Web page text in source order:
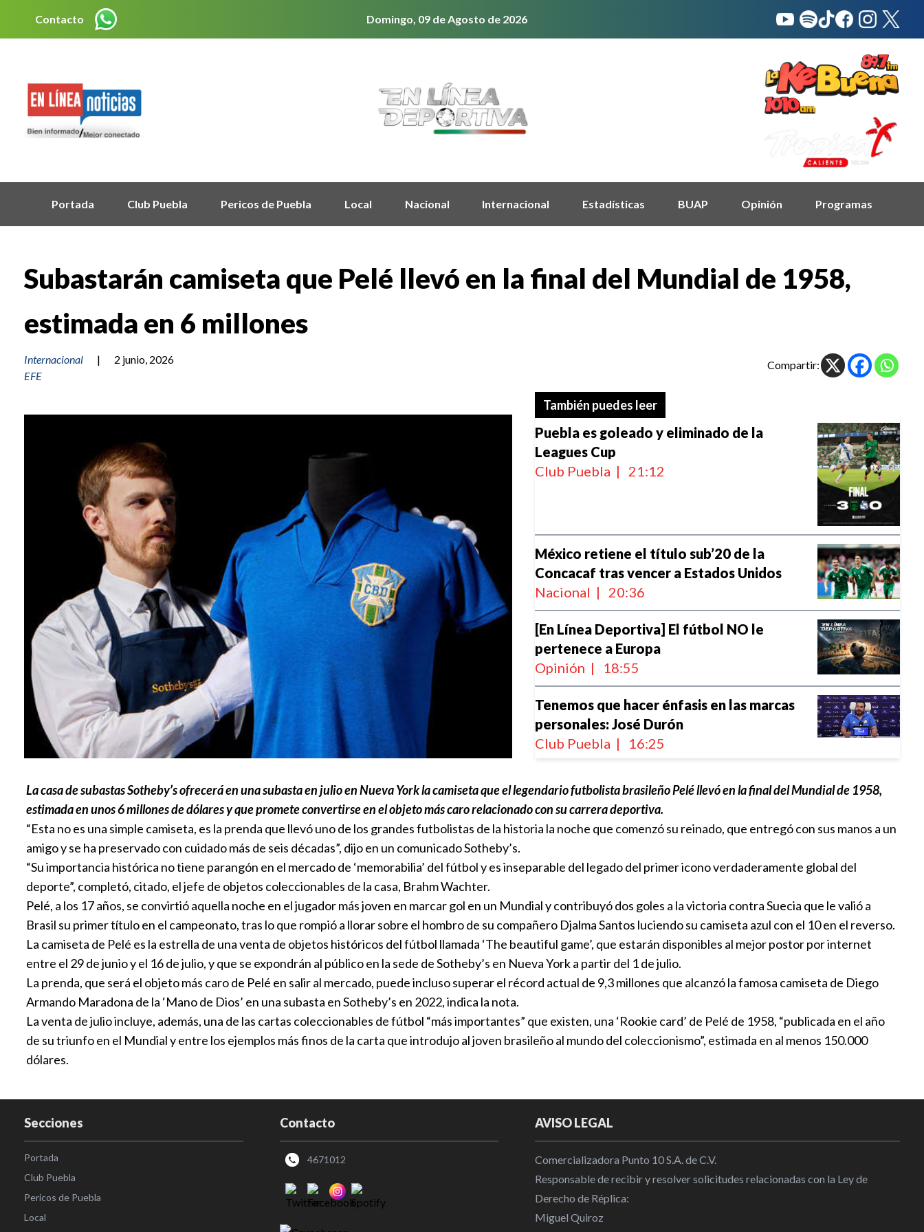
Contacto Domingo, 09 de Agosto de 2026
Portada Club Puebla Pericos de Puebla Local Nacional Internacional Estadísticas BUAP Opinión Programas
Subastarán camiseta que Pelé llevó en la final del Mundial de 1958,
estimada en 6 millones
Internacional |
2 junio, 2026
EFE
Compartir:
También puedes leer
Puebla es goleado y eliminado de la
Leagues Cup
Club Puebla | 21:12
México retiene el título sub’20 de la
Concacaf tras vencer a Estados Unidos
Nacional | 20:36
[En Línea Deportiva] El fútbol NO le
pertenece a Europa
Opinión | 18:55
Tenemos que hacer énfasis en las marcas
personales: José Durón
Club Puebla | 16:25
Centroamericanos 2026
Local | 15:40
hace fuerte defensa de su marco legal
Internacional | 22:26
Los Galaxy fichan a Sergi Roberto
Internacional | 12:51
México vence a Canadá, pasa a la final y
argentino
Presidente de Conmebol apoya a Infantino
y dice que no se puede desconocer su
trabajo
La casa de subastas Sotheby’s ofrecerá en una subasta en julio en Nueva York la camiseta que el legendario futbolista brasileño Pelé llevó en la final del Mundial de 1958,
estimada en unos 6 millones de dólares y que promete convertirse en el objeto más caro relacionado con su carrera deportiva.
“Esta no es una simple camiseta, es la prenda que llevó uno de los grandes futbolistas de la historia la noche que comenzó su reinado, que entregó con sus manos a un
amigo y se ha preservado con cuidado más de seis décadas”, dijo en un comunicado Sotheby’s.
“Su importancia histórica no tiene parangón en el mercado de ‘memorabilia’ del fútbol y es inseparable del legado del primer icono verdaderamente global del
deporte”, completó, citado, el jefe de objetos coleccionables de la casa, Brahm Wachter.
Pelé, a los 17 años, se convirtió aquella noche en el jugador más joven en marcar gol en un Mundial y contribuyó dos goles a la victoria contra Suecia que le valió a
Brasil su primer título en el campeonato, tras lo que rompió a llorar sobre el hombro de su compañero Djalma Santos luciendo su camiseta azul con el 10 en el reverso.
La camiseta de Pelé es la estrella de una venta de objetos históricos del fútbol llamada ‘The beautiful game’, que estarán disponibles al mejor postor por internet
entre el 29 de junio y el 16 de julio, y que se expondrán al público en la sede de Sotheby’s en Nueva York a partir del 1 de julio.
La prenda, que será el objeto más caro de Pelé en salir al mercado, puede incluso superar el récord actual de 9,3 millones que alcanzó la famosa camiseta de Diego
Armando Maradona de la ‘Mano de Dios’ en una subasta en Sotheby’s en 2022, indica la nota.
La venta de julio incluye, además, una de las cartas coleccionables de fútbol “más importantes” que existen, una ‘Rookie card’ de Pelé de 1958, “publicada en el año
de su triunfo en el Mundial y entre los ejemplos más finos de la carta que introdujo al joven brasileño al mundo del coleccionismo”, estimada en al menos 150.000
dólares.
Secciones
Portada
Club Puebla
Pericos de Puebla
Local
Contacto
4671012
AVISO LEGAL
Comercializadora Punto 10 S.A. de C.V.
Responsable de recibir y resolver solicitudes relacionadas con la Ley de
Derecho de Réplica:
Miguel Quiroz